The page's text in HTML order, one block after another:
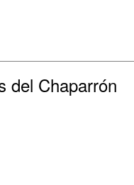
del Chaparrón